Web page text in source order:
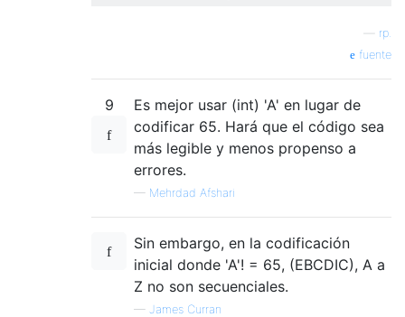
rp.
fuente
9
Es mejor usar (int) 'A' en lugar de
codificar 65. Hará que el código sea
más legible y menos propenso a
errores.
— Mehrdad Afshari
Sin embargo, en la codificación
inicial donde 'A'! = 65, (EBCDIC), A a
Z no son secuenciales.
— James Curran